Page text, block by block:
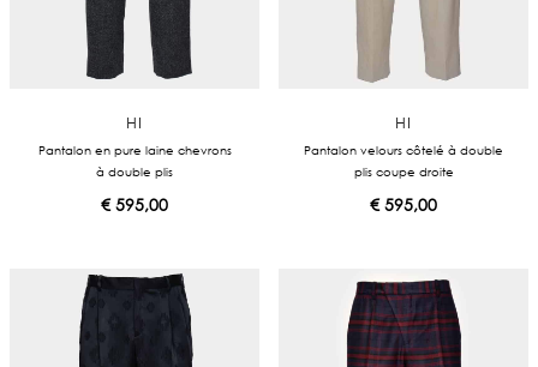
HI
Pantalon en pure laine chevrons
à double plis
€595,00
HI
Pantalon velours côtelé à double
plis coupe droite
€595,00